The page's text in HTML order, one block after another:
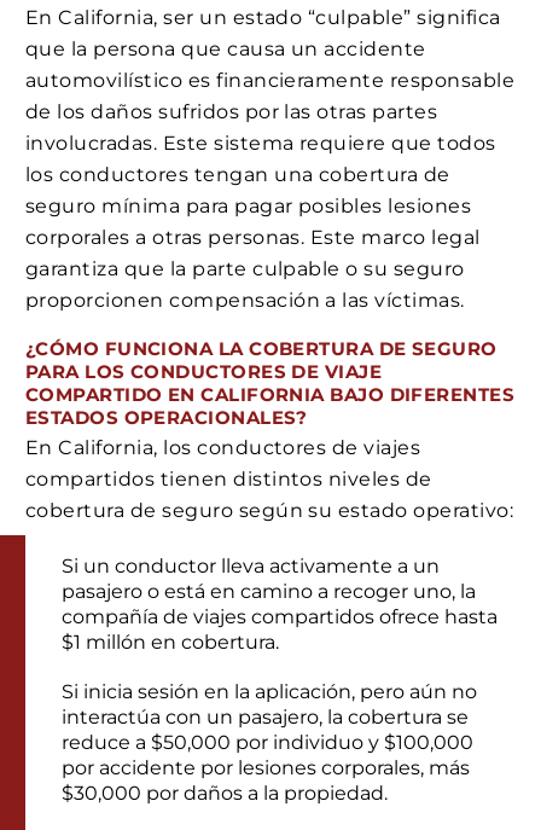
En California, ser un estado “culpable” significa
que la persona que causa un accidente
automovilístico es financieramente responsable
de los daños sufridos por las otras partes
involucradas. Este sistema requiere que todos
los conductores tengan una cobertura de
seguro mínima para pagar posibles lesiones
corporales a otras personas. Este marco legal
garantiza que la parte culpable o su seguro
proporcionen compensación a las víctimas.
¿CÓMO FUNCIONA LA COBERTURA DE SEGURO
PARA LOS CONDUCTORES DE VIAJE
COMPARTIDO EN CALIFORNIA BAJO DIFERENTES
ESTADOS OPERACIONALES?
En California, los conductores de viajes
compartidos tienen distintos niveles de
cobertura de seguro según su estado operativo:
Si un conductor lleva activamente a un
pasajero o está en camino a recoger uno, la
compañía de viajes compartidos ofrece hasta
$1 millón en cobertura.
Si inicia sesión en la aplicación, pero aún no
interactúa con un pasajero, la cobertura se
reduce a $50,000 por individuo y $100,000
por accidente por lesiones corporales, más
$30,000 por daños a la propiedad.